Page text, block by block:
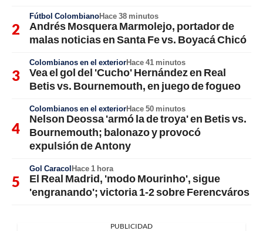
Fútbol ColombianoHace 38 minutos
Andrés Mosquera Marmolejo, portador de
malas noticias en Santa Fe vs. Boyacá Chicó
Colombianos en el exteriorHace 41 minutos
Vea el gol del 'Cucho' Hernández en Real
Betis vs. Bournemouth, en juego de fogueo
Colombianos en el exteriorHace 50 minutos
Nelson Deossa 'armó la de troya' en Betis vs.
Bournemouth; balonazo y provocó
expulsión de Antony
Gol CaracolHace 1 hora
El Real Madrid, 'modo Mourinho', sigue
'engranando'; victoria 1-2 sobre Ferencváros
PUBLICIDAD